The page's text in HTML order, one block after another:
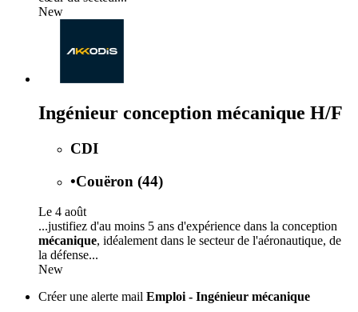
New
Ingénieur conception mécanique H/F
CDI
•Couëron (44)
Le 4 août
...justifiez d'au moins 5 ans d'expérience dans la conception
mécanique, idéalement dans le secteur de l'aéronautique, de
la défense...
New
Créer une alerte mail Emploi - Ingénieur mécanique